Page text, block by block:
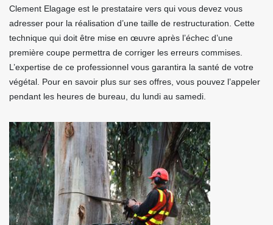
Clement Elagage est le prestataire vers qui vous devez vous
adresser pour la réalisation d’une taille de restructuration. Cette
technique qui doit être mise en œuvre après l’échec d’une
première coupe permettra de corriger les erreurs commises.
L’expertise de ce professionnel vous garantira la santé de votre
végétal. Pour en savoir plus sur ses offres, vous pouvez l’appeler
pendant les heures de bureau, du lundi au samedi.